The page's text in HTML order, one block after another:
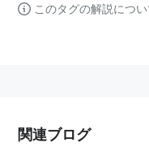
このタグの解説につい
関連ブログ